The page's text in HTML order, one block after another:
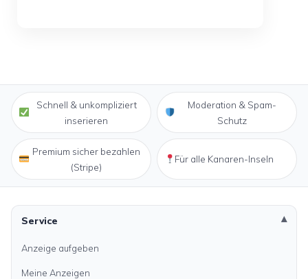
Schnell & unkompliziert
inserieren
Moderation & Spam-
Schutz
Premium sicher bezahlen
(Stripe)
Für alle Kanaren-Inseln
Service
Anzeige aufgeben
Meine Anzeigen